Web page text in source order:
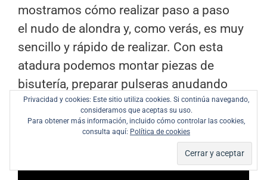
mostramos cómo realizar paso a paso
el nudo de alondra y, como verás, es muy
sencillo y rápido de realizar. Con esta
atadura podemos montar piezas de
bisutería, preparar pulseras anudando
cuerdas de distintos colores o sujetar
objetos a la mochila de forma rápida.
Privacidad y cookies: Este sitio utiliza cookies. Si continúa navegando,
consideramos que aceptas su uso.
Para obtener más información, incluido cómo controlar las cookies,
consulta aquí: Política de cookies